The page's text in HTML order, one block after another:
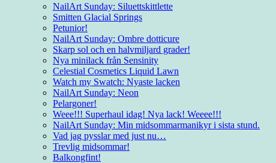
NailArt Sunday: Siluettskittlette
Smitten Glacial Springs
Petunior!
NailArt Sunday: Ombre dotticure
Skarp sol och en halvmiljard grader!
Nya minilack från Sensinity
Celestial Cosmetics Liquid Lawn
Watch my Swatch: Nyaste lacken
NailArt Sunday: Neon
Pelargoner!
Weee!!! Superhaul idag! Nya lack! Weeee!!!
NailArt Sunday: Min midsommarmanikyr i sista stund.
Vad jag pysslar med just nu…
Trevlig midsommar!
Balkongfint!